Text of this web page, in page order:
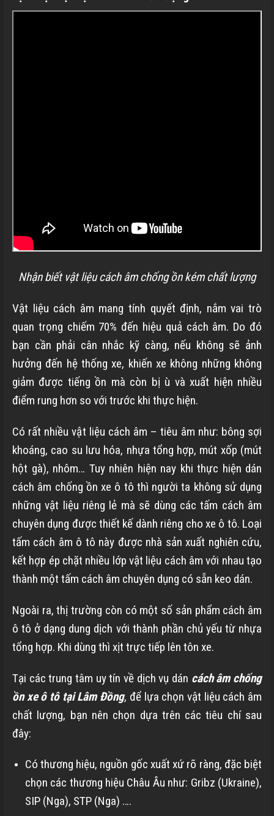
Nhận biết vật liệu cách âm chống ồn kém chất lượng
Vật liệu cách âm mang tính quyết định, nắm vai trò
quan trọng chiếm 70% đến hiệu quả cách âm. Do đó
bạn cần phải cân nhắc kỹ càng, nếu không sẽ ảnh
hưởng đến hệ thống xe, khiến xe không những không
giảm được tiếng ồn mà còn bị ù và xuất hiện nhiều
điểm rung hơn so với trước khi thực hiện.
Có rất nhiều vật liệu cách âm – tiêu âm như: bông sợi
khoáng, cao su lưu hóa, nhựa tổng hợp, mút xốp (mút
hột gà), nhôm… Tuy nhiên hiện nay khi thực hiện dán
cách âm chống ồn xe ô tô thì người ta không sử dụng
những vật liệu riêng lẻ mà sẽ dùng các tấm cách âm
chuyên dụng được thiết kế dành riêng cho xe ô tô. Loại
tấm cách âm ô tô này được nhà sản xuất nghiên cứu,
kết hợp ép chặt nhiều lớp vật liệu cách âm với nhau tạo
thành một tấm cách âm chuyên dụng có sẵn keo dán.
Ngoài ra, thị trường còn có một số sản phẩm cách âm
ô tô ở dạng dung dịch với thành phần chủ yếu từ nhựa
tổng hợp. Khi dùng thì xịt trực tiếp lên tôn xe.
Tại các trung tâm uy tín về dịch vụ dán cách âm chống
ồn xe ô tô tại Lâm Đồng, để lựa chọn vật liệu cách âm
chất lượng, bạn nên chọn dựa trên các tiêu chí sau
đây:
Có thương hiệu, nguồn gốc xuất xứ rõ ràng, đặc biệt
chọn các thương hiệu Châu Âu như: Gribz (Ukraine),
SIP (Nga), STP (Nga) ….